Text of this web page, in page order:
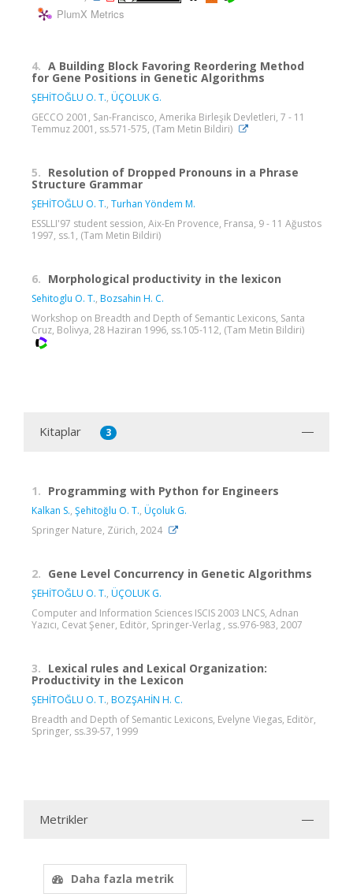
PlumX Metrics
4. A Building Block Favoring Reordering Method
for Gene Positions in Genetic Algorithms
ŞEHİTOĞLU O. T., ÜÇOLUK G.
GECCO 2001, San-Francisco, Amerika Birleşik Devletleri, 7 - 11
Temmuz 2001, ss.571-575, (Tam Metin Bildiri)
5. Resolution of Dropped Pronouns in a Phrase
Structure Grammar
ŞEHİTOĞLU O. T., Turhan Yöndem M.
ESSLLI'97 student session, Aix-En Provence, Fransa, 9 - 11 Ağustos
1997, ss.1, (Tam Metin Bildiri)
6. Morphological productivity in the lexicon
Sehitoglu O. T., Bozsahin H. C.
Workshop on Breadth and Depth of Semantic Lexicons, Santa
Cruz, Bolivya, 28 Haziran 1996, ss.105-112, (Tam Metin Bildiri)
Kitaplar 3
1. Programming with Python for Engineers
Kalkan S., Şehitoğlu O. T., Üçoluk G.
Springer Nature, Zürich, 2024
2. Gene Level Concurrency in Genetic Algorithms
ŞEHİTOĞLU O. T., ÜÇOLUK G.
Computer and Information Sciences ISCIS 2003 LNCS, Adnan
Yazıcı, Cevat Şener, Editör, Springer-Verlag , ss.976-983, 2007
3. Lexical rules and Lexical Organization:
Productivity in the Lexicon
ŞEHİTOĞLU O. T., BOZŞAHİN H. C.
Breadth and Depth of Semantic Lexicons, Evelyne Viegas, Editör,
Springer, ss.39-57, 1999
Metrikler
Daha fazla metrik